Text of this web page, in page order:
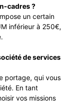
cadres ?
un certain
inférieur à 250€,
de services
portage, qui vous
En tant
vos missions